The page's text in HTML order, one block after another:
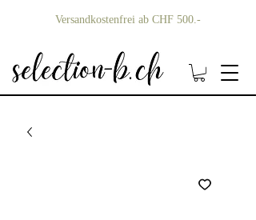
Versandkostenfrei ab CHF 500.-